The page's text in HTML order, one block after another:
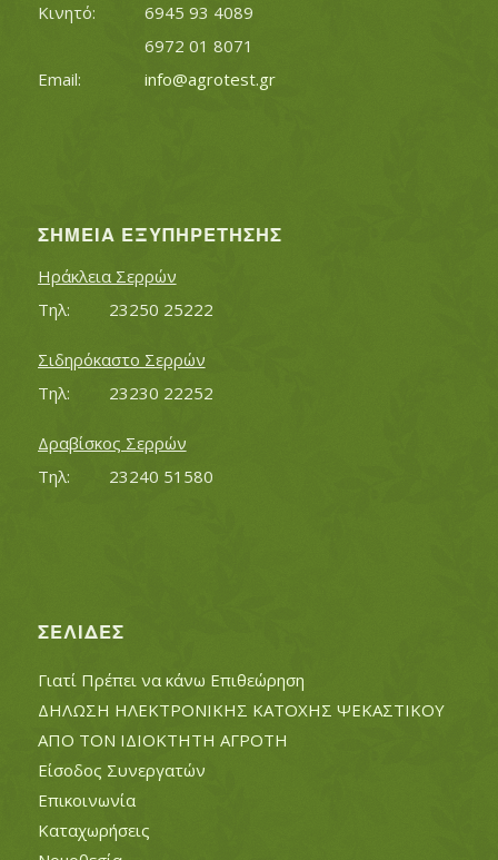
Κινητό:		6945 93 4089
			6972 01 8071
info@agrotest.gr
ΣΗΜΕΊΑ ΕΞΥΠΗΡΈΤΗΣΗΣ
Ηράκλεια Σερρών
Τηλ:		23250 25222
Σιδηρόκαστο Σερρών
Τηλ:		23230 22252
Δραβίσκος Σερρών
Τηλ:		23240 51580
ΣΕΛΊΔΕΣ
Γιατί Πρέπει να κάνω Επιθεώρηση
ΔΗΛΩΣΗ ΗΛΕΚΤΡΟΝΙΚΗΣ ΚΑΤΟΧΗΣ ΨΕΚΑΣΤΙΚΟΥ
ΑΠΟ ΤΟΝ ΙΔΙΟΚΤΗΤΗ ΑΓΡΟΤΗ
Είσοδος Συνεργατών
Επικοινωνία
Καταχωρήσεις